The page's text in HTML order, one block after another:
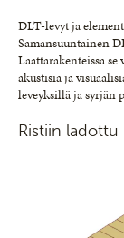
DLT-levyt ja
Samansuuntainen
Laattarakenteissa
akustisia ja
leveyksillä ja
Ristiin ladottu